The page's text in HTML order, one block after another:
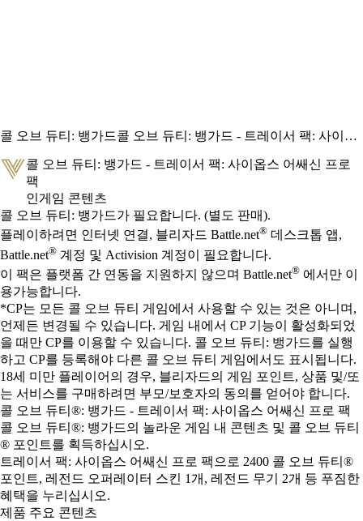
콜 오브 듀티: 뱅가드 콜 오브 듀티: 뱅가드 - 트레이서 팩: 사이옵스 어쌔신 프로 팩
콜 오브 듀티: 뱅가드 - 트레이서 팩: 사이옵스 어쌔신 프로
팩
인게임 콘텐츠
가격
Available actions
콜 오브 듀티: 뱅가드가 필요합니다. (별도 판매).
플레이하려면 인터넷 연결, 블리자드 Battle.net® 데스크톱 앱,
Battle.net® 계정 및 Activision 계정이 필요합니다.
이 팩은 플랫폼 간 연동을 지원하지 않으며 Battle.net® 에서만 이
용가능합니다.
*CP는 모든 콜 오브 듀티 게임에서 사용할 수 있는 것은 아니며,
언제든 변경될 수 있습니다. 게임 내에서 CP 기능이 활성화되었
을 때만 CP를 이용할 수 있습니다. 콜 오브 듀티: 뱅가드를 실행
하고 CP를 등록해야 다른 콜 오브 듀티 게임에서도 표시됩니다.
18세 미만 플레이어의 경우, 블리자드의 게임 포인트, 상품 및/또
는 서비스를 구매하려면 부모/보호자의 동의를 얻어야 합니다.
콜 오브 듀티®: 뱅가드 - 트레이서 팩: 사이옵스 어쌔신 프로 팩
콜 오브 듀티®: 뱅가드의 놀라운 게임 내 콘텐츠 및 콜 오브 듀티
® 포인트를 획득하십시오.
트레이서 팩: 사이옵스 어쌔신 프로 팩으로 2400 콜 오브 듀티®
포인트, 레전드 오퍼레이터 스킨 1개, 레전드 무기 2개 등 푸짐한
혜택을 누리십시오.
제품 주요 콘텐츠